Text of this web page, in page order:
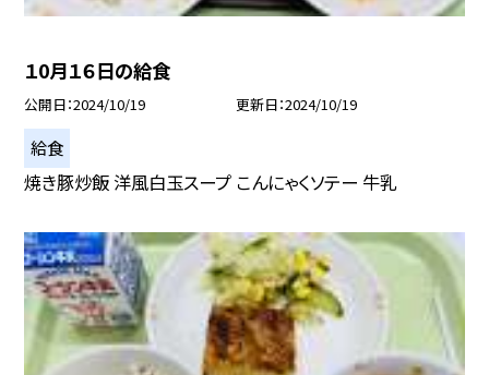
１0月１６日の給食
公開日 2024/10/19 更新日 2024/10/19
給食
焼き豚炒飯 洋風白玉スープ こんにゃくソテー 牛乳